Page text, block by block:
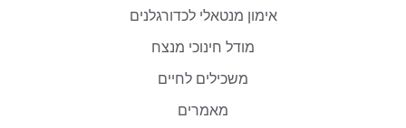
אימון מנטאלי לכדורגלנים
מודל חינוכי מנצח
משכילים לחיים
מאמרים